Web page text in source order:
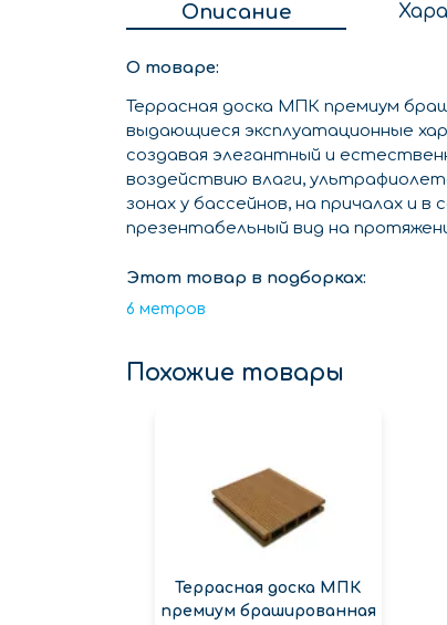
Описание
О товаре:
Террасная доска МПК премиум
выдающиеся эксплуатационные
создавая элегантный и
воздействию влаги,
зонах у бассейнов, на причалах и
презентабельный вид на
Этот товар в подборках:
6 метров
Похожие товары
Террасная доска МПК
премиум брашированная